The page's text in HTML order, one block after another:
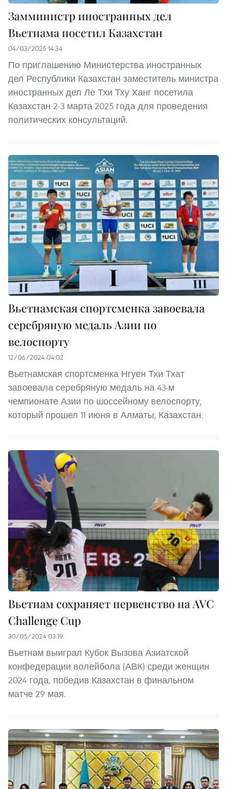
Замминистр иностранных дел
Вьетнама посетил Казахстан
04/03/2025 14:34
По приглашению Министерства иностранных
дел Республики Казахстан заместитель министра
иностранных дел Ле Тхи Тху Ханг посетила
Казахстан 2-3 марта 2025 года для проведения
политических консультаций.
Вьетнамская спортсменка завоевала
серебряную медаль Азии по
велоспорту
12/06/2024 04:02
Вьетнамская спортсменка Нгуен Тхи Тхат
завоевала серебряную медаль на 43-м
чемпионате Азии по шоссейному велоспорту,
который прошел 11 июня в Алматы, Казахстан.
Вьетнам сохраняет первенство на AVC
Challenge Cup
30/05/2024 03:19
Вьетнам выиграл Кубок Вызова Азиатской
конфедерации волейбола (АВК) среди женщин
2024 года, победив Казахстан в финальном
матче 29 мая.